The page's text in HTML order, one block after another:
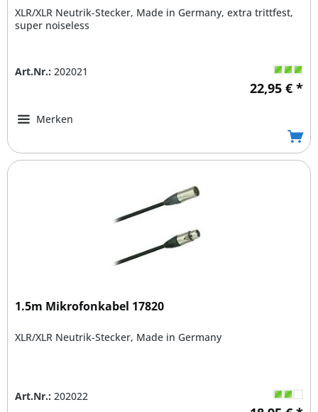
XLR/XLR Neutrik-Stecker, Made in Germany, extra trittfest,
super noiseless
Art.Nr.: 202021
22,95 € *
Merken
1.5m Mikrofonkabel 17820
XLR/XLR Neutrik-Stecker, Made in Germany
Art.Nr.: 202022